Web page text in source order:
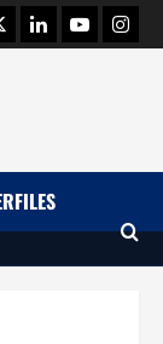
LinkedinYoutube